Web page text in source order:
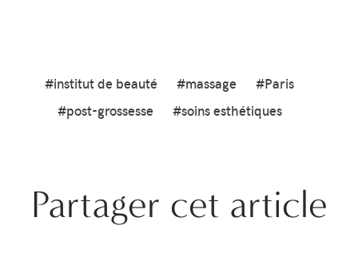
#institut de beauté #massage
#Paris
#post-grossesse
#soins esthétiques
Partager cet article